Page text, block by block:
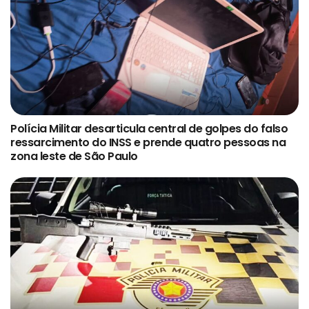
Polícia Militar desarticula central de golpes do falso
ressarcimento do INSS e prende quatro pessoas na
zona leste de São Paulo